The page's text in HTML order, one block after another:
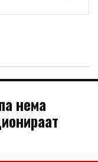
нема